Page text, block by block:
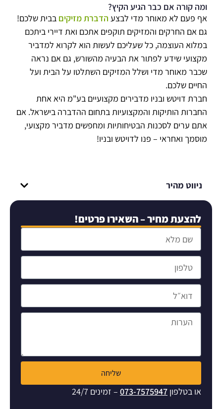
ומה קורה אם כבר הגיע הקיץ?
אף פעם לא מאוחר מדי לבצע הדברת מזיקים בבית שלכם!
גם אם החרקים והמזיקים תוקפים אתכם ואת דיירי ביתכם
במלוא העוצמה, כל שעליכם לעשות הוא לקרוא למדביר
מקצועי שידע לפתור את הבעיה מהשורש, גם אם נראה
שכבר מאוחר מדי ושלל המזיקים השתלטו על הבית ועל
החיים שלכם.
חברת דויטש ובניו מדבירים מקצועיים בע"מ היא אחת
החברות הותיקות והמקצועיות בתחום ההדברה בישראל. אם
אתם ערים לסכנות הבטיחותיות ומחפשים מדביר מקצועי,
מוסמך ואחראי – פנו לדויטש ובניו!
ניווט מהיר
להצעת מחיר – השאירו פרטים!
שליחה
או בטלפון 073-7575947 – זמינים 24/7